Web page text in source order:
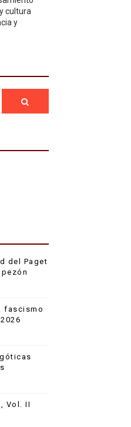
cultura
y
del Paget
fascismo
Vol. II